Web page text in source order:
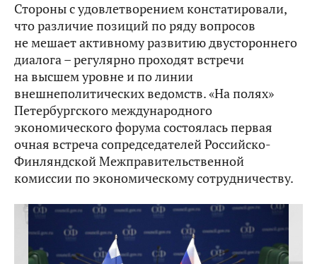
Стороны с удовлетворением констатировали,
что различие позиций по ряду вопросов
не мешает активному развитию двустороннего
диалога – регулярно проходят встречи
на высшем уровне и по линии
внешнеполитических ведомств. «На полях»
Петербургского международного
экономического форума состоялась первая
очная встреча сопредседателей Российско-
Финляндской Межправительственной
комиссии по экономическому сотрудничеству.